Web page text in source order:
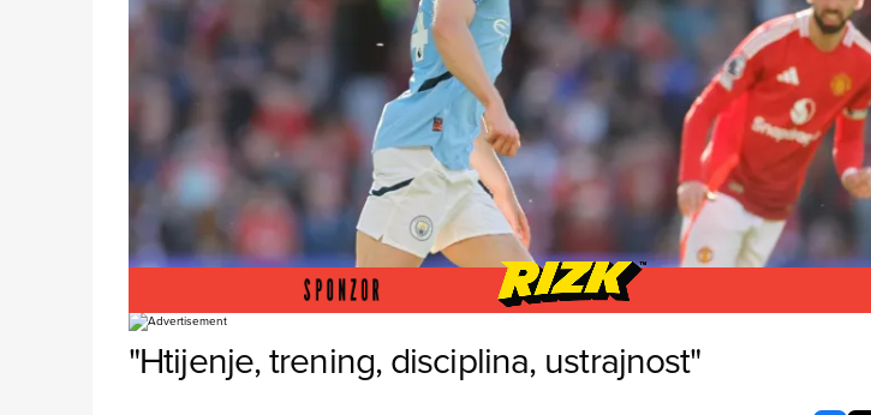
"Htijenje, trening, disciplina, ustrajnost"